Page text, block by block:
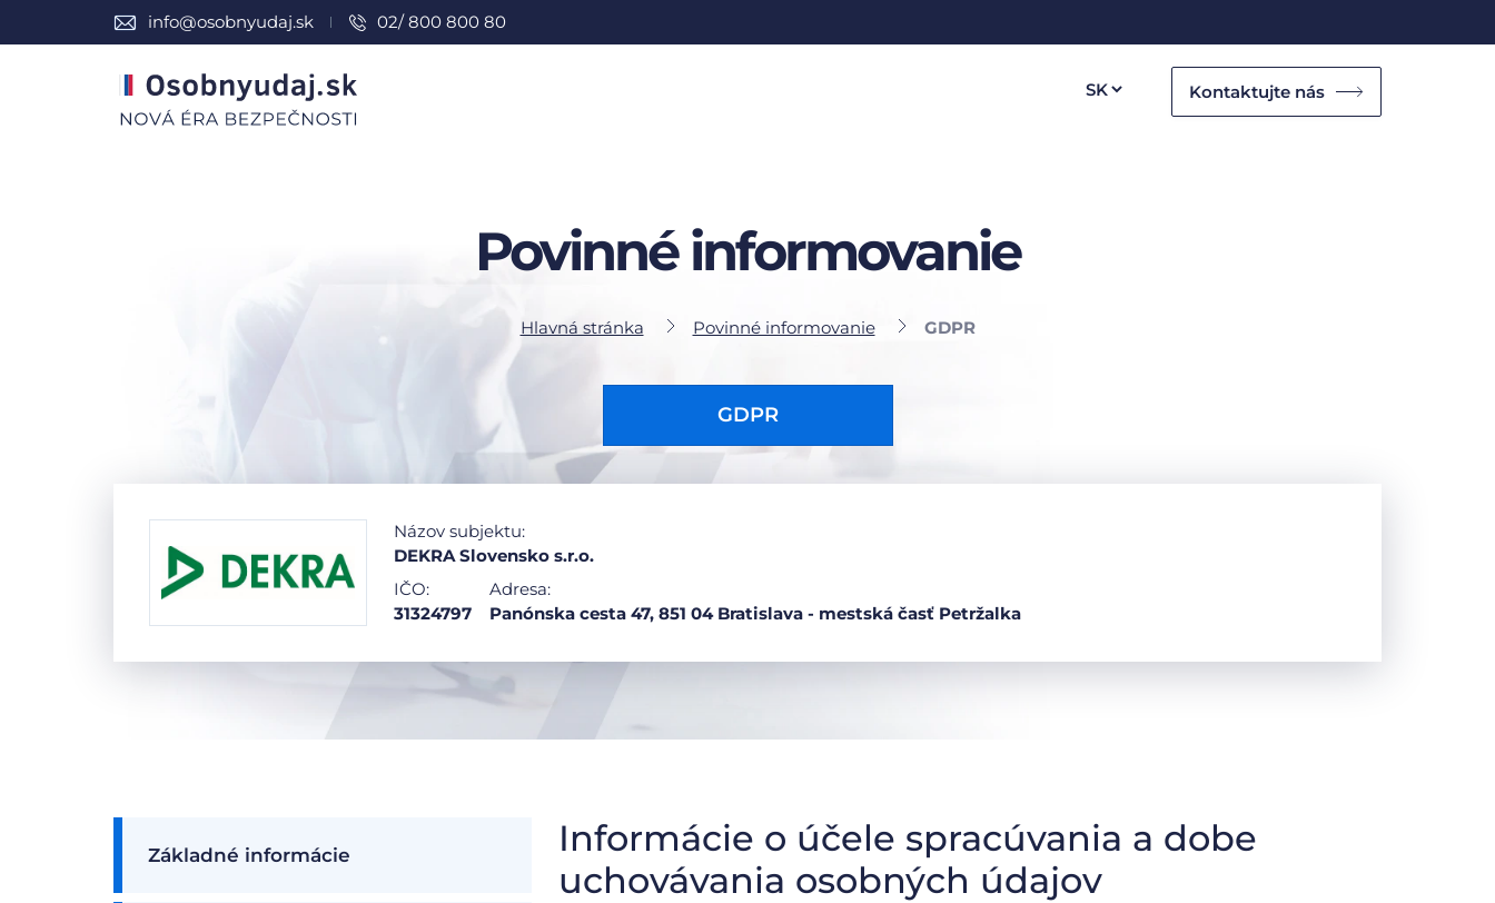
info@osobnyudaj.sk 02/ 800 800 80
Kontaktujte nás
Povinné informovanie
Hlavná stránka Povinné informovanie GDPR
GDPR
Názov subjektu:
DEKRA Slovensko s.r.o.
IČO:
31324797
Adresa:
Panónska cesta 47, 851 04 Bratislava - mestská časť Petržalka
Základné informácie
Informácie o účele spracúvania a dobe
uchovávania osobných údajov